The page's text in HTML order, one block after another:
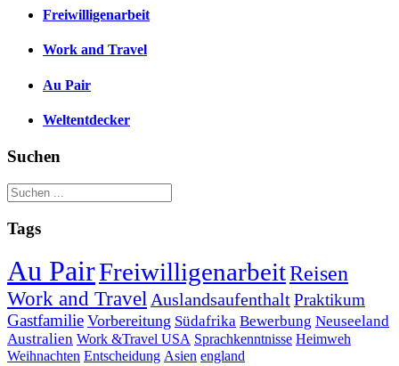
Freiwilligenarbeit
Work and Travel
Au Pair
Weltentdecker
Suchen
Tags
Au PairFreiwilligenarbeitReisen
Work and Travel AuslandsaufenthaltPraktikum
Gastfamilie Vorbereitung Südafrika Bewerbung Neuseeland
Australien Work &Travel USA Sprachkenntnisse Heimweh
Weihnachten Entscheidung Asien england